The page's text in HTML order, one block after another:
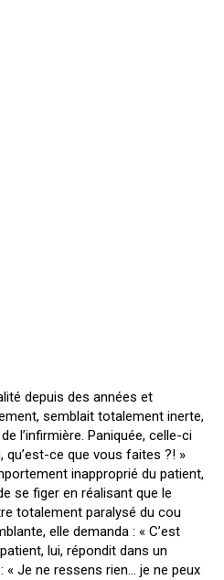
depuis des années et
semblait totalement inerte,
l’infirmière. Paniquée, celle-ci
qu’est-ce que vous faites ?! »
inapproprié du patient,
se figer en réalisant que le
totalement paralysé du cou
elle demanda : « C’est
lui, répondit dans un
« Je ne ressens rien… je ne peux